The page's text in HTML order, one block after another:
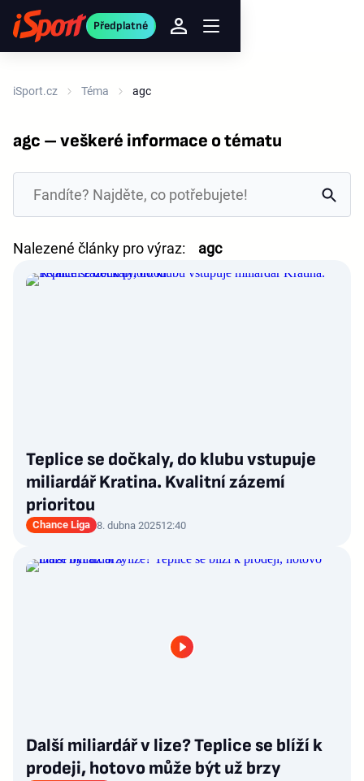
Předplatné
iSport.cz Téma agc
agc – veškeré informace o tématu
Nalezené články pro výraz: agc
Teplice se dočkaly, do klubu vstupuje
miliardář Kratina. Kvalitní zázemí
prioritou
Chance Liga 8. dubna 202512:40
Další miliardář v lize? Teplice se blíží k
prodeji, hotovo může být už brzy